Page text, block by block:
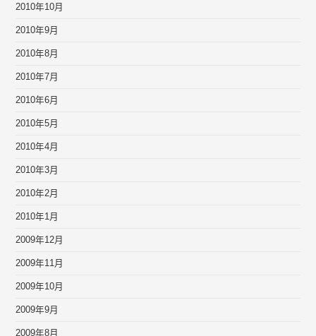
2010年10月
2010年9月
2010年8月
2010年7月
2010年6月
2010年5月
2010年4月
2010年3月
2010年2月
2010年1月
2009年12月
2009年11月
2009年10月
2009年9月
2009年8月